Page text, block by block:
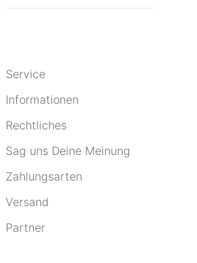
Service
Informationen
Rechtliches
Sag uns Deine Meinung
Zahlungsarten
Versand
Partner